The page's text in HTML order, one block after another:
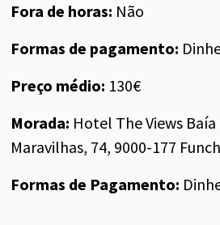
Fora de horas: Não
Formas de pagamento:
Preço médio: 130€
Morada: Hotel The Views
Maravilhas, 74, 9000-177
Formas de Pagamento: